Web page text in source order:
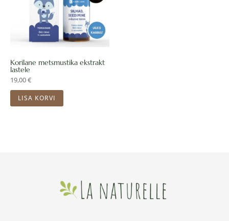
Korilane metsmustika ekstrakt
lastele
19,00€
LISA KORVI